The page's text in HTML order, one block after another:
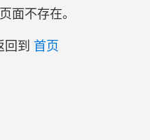
面不存在。
到 首页